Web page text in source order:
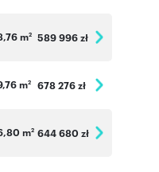
sterowane
35 000 zł
m2 589 996 zł
m2 678 276 zł
m2 644 680 zł